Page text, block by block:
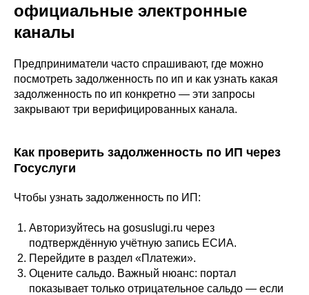
официальные электронные
каналы
Предприниматели часто спрашивают, где можно
посмотреть задолженность по ип и как узнать какая
задолженность по ип конкретно — эти запросы
закрывают три верифицированных канала.
Как проверить задолженность по ИП через
Госуслуги
Чтобы узнать задолженность по ИП:
Авторизуйтесь на gosuslugi.ru через
подтверждённую учётную запись ЕСИА.
Перейдите в раздел «Платежи».
Оцените сальдо. Важный нюанс: портал
показывает только отрицательное сальдо — если